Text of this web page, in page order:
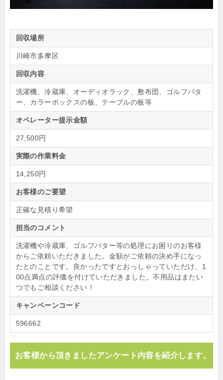
回収場所
川崎市多摩区
回収内容
洗濯機、冷蔵庫、オーディオラック、敷布団、ゴルフパタ
ー、カラーボックスの板、テーブルの板等
オペレーター提示金額
27,500円
実際の作業料金
14,250円
お客様のご要望
正確な見積り希望
担当のコメント
洗濯機や冷蔵庫、ゴルフパター等の処理にお困りのお客様
からご依頼いただきました。金額がご依頼の決め手になっ
たとのことです。良かったですとおっしゃっていただけ、1
00点満点の評価を付けていただきました。不用品はまたい
つでもご相談ください！
キャンペーンコード
596662
お客様から頂きましたアンケート内容を紹介します。